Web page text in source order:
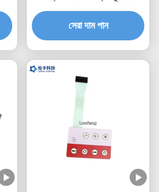
ওয়াটারপ্রুফ পিইটি 0.188
সেরা দাম পান